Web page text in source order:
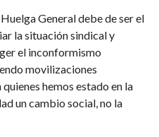
General debe de ser el
la situación sindical y
el inconformismo
movilizaciones
hemos estado en la
un cambio social, no la